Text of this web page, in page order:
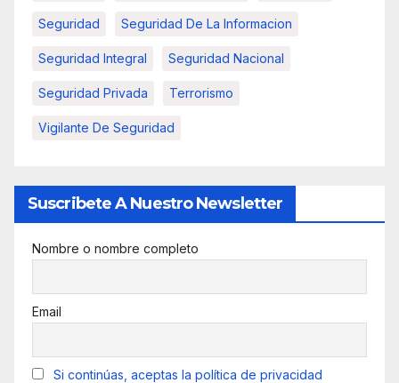
Seguridad Seguridad De La Informacion
Seguridad Integral Seguridad Nacional
Seguridad Privada Terrorismo
Vigilante De Seguridad
Suscribete A Nuestro Newsletter
Nombre o nombre completo
Email
Si continúas, aceptas la política de privacidad